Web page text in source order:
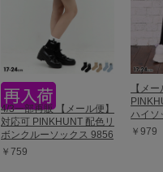
4/3一部再販 【メール便】
対応可 PINKHUNT 配色リ
ボンクルーソックス 9856
￥759
【メ
ハイソ
￥979